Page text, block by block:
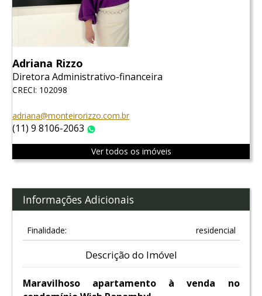
Adriana Rizzo
Diretora Administrativo-financeira
CRECI: 102098
adriana@monteirorizzo.com.br
(11) 9 8106-2063
Ver todos os imóveis
Informações Adicionais
Finalidade: residencial
Descrição do Imóvel
Maravilhoso apartamento à venda no